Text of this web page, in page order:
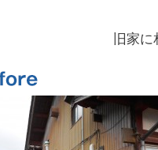
に相応しい外